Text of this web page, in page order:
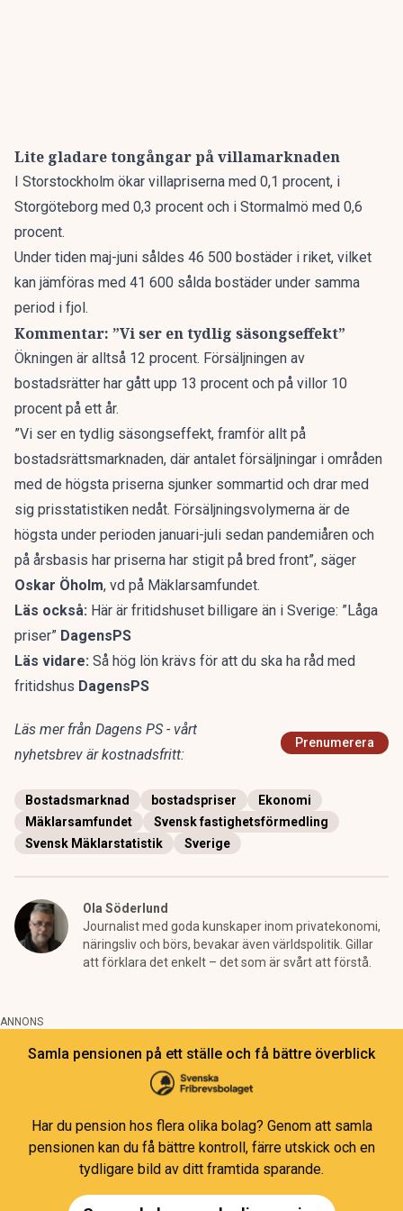
Lite gladare tongångar på villamarknaden
I Storstockholm ökar villapriserna med 0,1 procent, i
Storgöteborg med 0,3 procent och i Stormalmö med 0,6
procent.
Under tiden maj-juni såldes 46 500 bostäder i riket, vilket
kan jämföras med 41 600 sålda bostäder under samma
period i fjol.
Kommentar: ”Vi ser en tydlig säsongseffekt”
Ökningen är alltså 12 procent. Försäljningen av
bostadsrätter har gått upp 13 procent och på villor 10
procent på ett år.
”Vi ser en tydlig säsongseffekt, framför allt på
bostadsrättsmarknaden, där antalet försäljningar i områden
med de högsta priserna sjunker sommartid och drar med
sig prisstatistiken nedåt. Försäljningsvolymerna är de
högsta under perioden januari-juli sedan pandemiåren och
på årsbasis har priserna har stigit på bred front”, säger
Oskar Öholm, vd på Mäklarsamfundet.
Läs också: Här är fritidshuset billigare än i Sverige: ”Låga
priser” DagensPS
Läs vidare: Så hög lön krävs för att du ska ha råd med
fritidshus DagensPS
Läs mer från Dagens PS - vårt
nyhetsbrev är kostnadsfritt:
Prenumerera
Bostadsmarknad bostadspriser
Ekonomi
Mäklarsamfundet
Svensk fastighetsförmedling
Svensk Mäklarstatistik
Sverige
Ola Söderlund
Journalist med goda kunskaper inom privatekonomi,
näringsliv och börs, bevakar även världspolitik. Gillar
att förklara det enkelt – det som är svårt att förstå.
ANNONS
Samla pensionen på ett ställe och få bättre överblick
Har du pension hos flera olika bolag? Genom att samla
pensionen kan du få bättre kontroll, färre utskick och en
tydligare bild av ditt framtida sparande.